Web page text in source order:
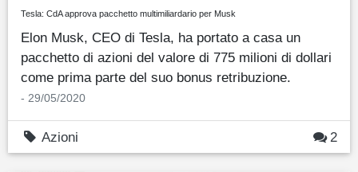
Tesla: CdA approva pacchetto multimiliardario per Musk
Elon Musk, CEO di Tesla, ha portato a casa un
pacchetto di azioni del valore di 775 milioni di dollari
come prima parte del suo bonus retribuzione.
- 29/05/2020
Azioni 2